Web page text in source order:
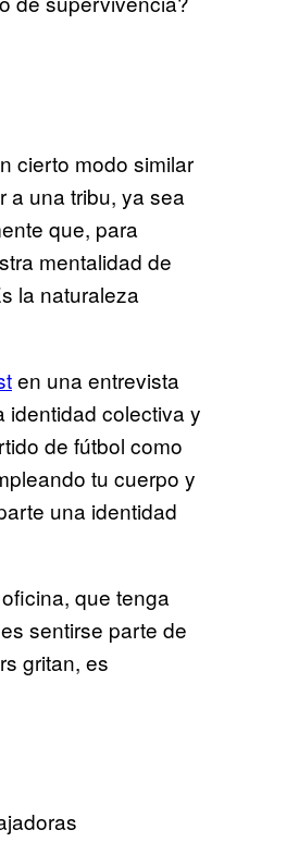
cierto modo similar
a una tribu, ya sea
que, para
mentalidad de
la naturaleza
en una entrevista
identidad colectiva y
de fútbol como
tu cuerpo y
una identidad
que tenga
sentirse parte de
gritan, es